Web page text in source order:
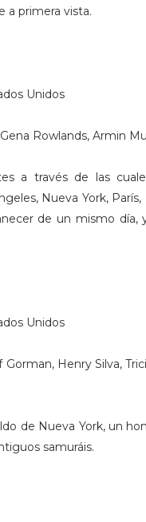
a primera vista.
Unidos
Rowlands, Armin
a través de las
Nueva York,
de un mismo día,
Unidos
Henry Silva,
de Nueva York, un
samuráis.